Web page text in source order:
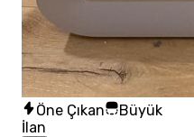
Öne Çıkan
Büyük
İlan